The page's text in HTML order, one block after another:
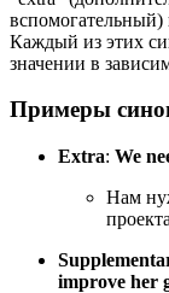
Каждый из этих
значении в
Примеры
Extra: We
Нам
improve her